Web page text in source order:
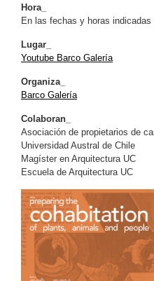
Hora_
En las fechas y horas indicadas
Lugar_
Youtube Barco Galería
Organiza_
Barco Galería
Colaboran_
Asociación de propietarios de
Universidad Austral de Chile
Magíster en Arquitectura UC
Escuela de Arquitectura UC